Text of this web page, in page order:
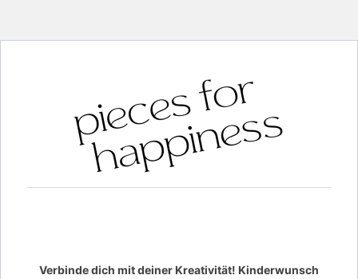
Verbinde dich mit deiner Kreativität! Kinderwunsch